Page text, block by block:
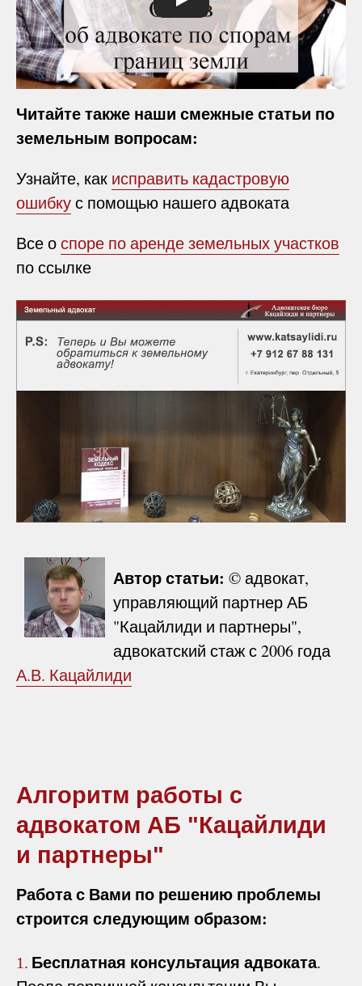
Читайте также наши смежные статьи по
земельным вопросам:
Узнайте, как исправить кадастровую
ошибкус помощью нашего адвоката
Все оспоре по аренде земельных участков
по ссылке
Автор статьи: © адвокат,
управляющий партнер АБ
"Кацайлиди и партнеры",
адвокатский стаж с 2006 года
А.В. Кацайлиди
Алгоритм работы с
адвокатом АБ "Кацайлиди
и партнеры"
Работа с Вами по решению проблемы
строится следующим образом:
1. Бесплатная консультация адвоката.